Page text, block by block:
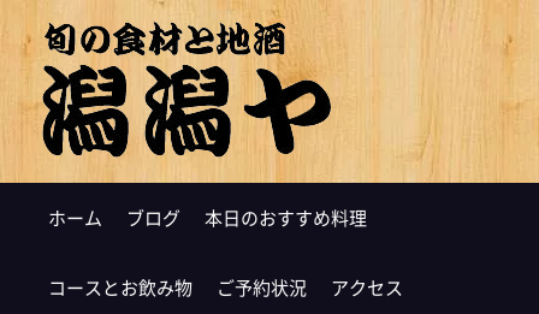
ホーム ブログ 本日のおすすめ料理
コースとお飲み物 ご予約状況 アクセス